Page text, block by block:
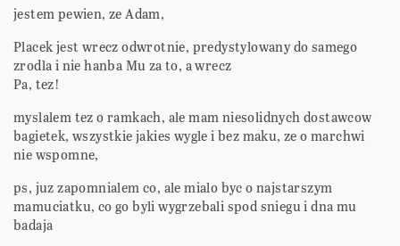
jestem pewien, ze Adam,
Placek jest wrecz odwrotnie, predystylowany do samego
zrodla i nie hanba Mu za to, a wrecz
Pa, tez!
myslalem tez o ramkach, ale mam niesolidnych dostawcow
bagietek, wszystkie jakies wygle i bez maku, ze o marchwi
nie wspomne,
ps, juz zapomnialem co, ale mialo byc o najstarszym
mamuciatku, co go byli wygrzebali spod sniegu i dna mu
badaja